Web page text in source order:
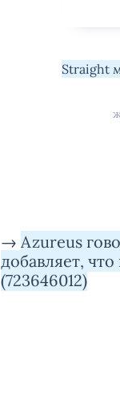
Straight
→ Azureus
добавляет,
(723646012)